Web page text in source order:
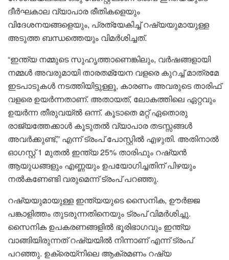
ദീർഘകാല വ്യാപാര രീതികളെയും
വിദേശനയങ്ങളെയും, പ്രത്യേകിച്ച് റഷ്യയുമായുള്ള
അടുത്ത ബന്ധത്തെയും വിമർശിച്ചത്.
“ഇന്ത്യ നമ്മുടെ സുഹൃത്താണെങ്കിലും, വർഷങ്ങളായി
നമ്മൾ അവരുമായി താരതമ്യേന വളരെ കുറച്ച് മാത്രമേ
ഇടപാടുകൾ നടത്തിയിട്ടുള്ളൂ, കാരണം അവരുടെ താരിഫ്
വളരെ ഉയർന്നതാണ്. അതായത്, ലോകത്തിലെ ഏറ്റവും
ഉയർന്ന തീരുവയ്ൽ ഒന്ന്. കൂടാതെ മറ്റ് ഏതൊരു
രാജ്യത്തേക്കാൾ കൂടുതൽ വ്യാപാര തടസ്സങ്ങൾ
അവർക്കുണ്ട്,” എന്ന് ട്രംപ് പോസ്റ്റിൽ എഴുതി. അതിനാൽ
ഓഗസ്റ്റ് 1 മുതൽ ഇന്ത്യ 25% താരിഫും റഷ്യൻ
ആയുധങ്ങളും എണ്ണയും ഉപയോഗിച്ചതിന് പിഴയും
നൽകണേണ്ടി വരുമെന്ന് ട്രംപ് പറഞ്ഞു.
റഷ്യയുമായുള്ള ഇന്ത്യയുടെ സൈനിക, ഊർജ്ജ
പങ്കാളിത്തം തുടരുന്നതിനെയും ട്രംപ് വിമർശിച്ചു.
സൈനിക ഉപകരണങ്ങളിൽ ഭൂരിഭാഗവും ഇന്ത്യ
വാങ്ങിയിരുന്നത് റഷ്യയിൽ നിന്നാണ് എന്ന് ട്രംപ്
പറ‍ഞ്ഞു. ഉക്രെയ്നിലെ ആക്രമണം റഷ്യ